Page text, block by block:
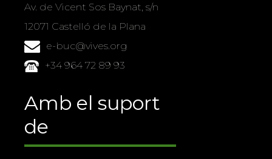
Av. de Vicent Sos Baynat, s/n
12071 Castelló de la Plana
e-buc@vives.org
+34 964 72 89 93
Amb el suport
de